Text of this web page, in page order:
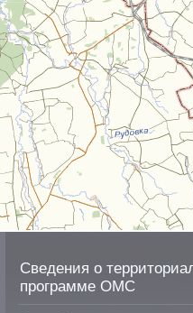
Сведения о
программе ОМС